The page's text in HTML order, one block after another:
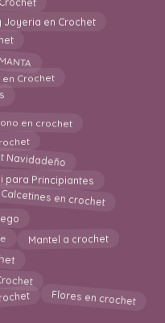
Joyeria en Crochet
MANTA
Crochet
en crochet
Navidadeño
para Principiantes
Calcetines en crochet
Mantel a crochet
Flores en crochet